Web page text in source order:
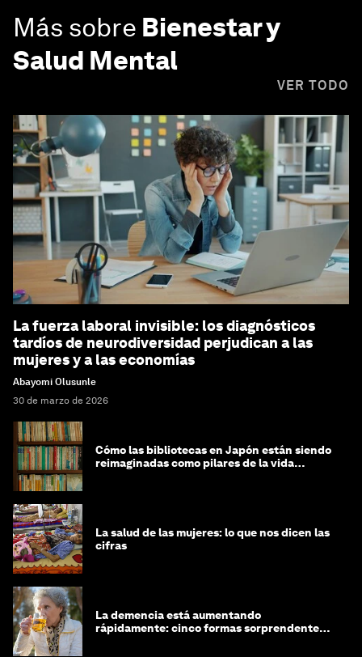
Más sobre Bienestar y
Salud Mental
VER TODO
La fuerza laboral invisible: los diagnósticos
tardíos de neurodiversidad perjudican a las
mujeres y a las economías
Abayomi Olusunle
30 de marzo de 2026
Cómo las bibliotecas en Japón están siendo
reimaginadas como pilares de la vida
La salud de las mujeres: lo que nos dicen las
cifras
La demencia está aumentando
rápidamente: cinco formas sorprendentes